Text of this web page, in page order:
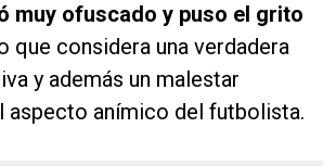
muy ofuscado y puso el grito
que considera una verdadera
y además un malestar
aspecto anímico del futbolista.